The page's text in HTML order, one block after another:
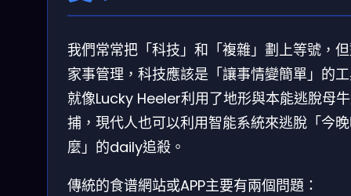
我們常常把「科技」和「複雜」劃上等號，
家事管理，科技應該是「讓事情變簡單」的
就像Lucky Heeler利用了地形與本能逃脫母
捕，現代人也可以利用智能系統來逃脫「今
麼」的daily追殺。
傳統的食谱網站或APP主要有兩個問題：